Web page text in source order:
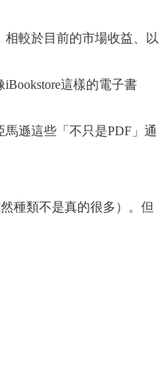
較於目前的市場收益、以
這樣的電子書
遜這些「不只是PDF」通
種類不是真的很多）。但